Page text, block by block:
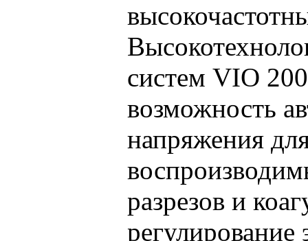
систем VIO
возможность
напряжения
разрезов и
регулирование